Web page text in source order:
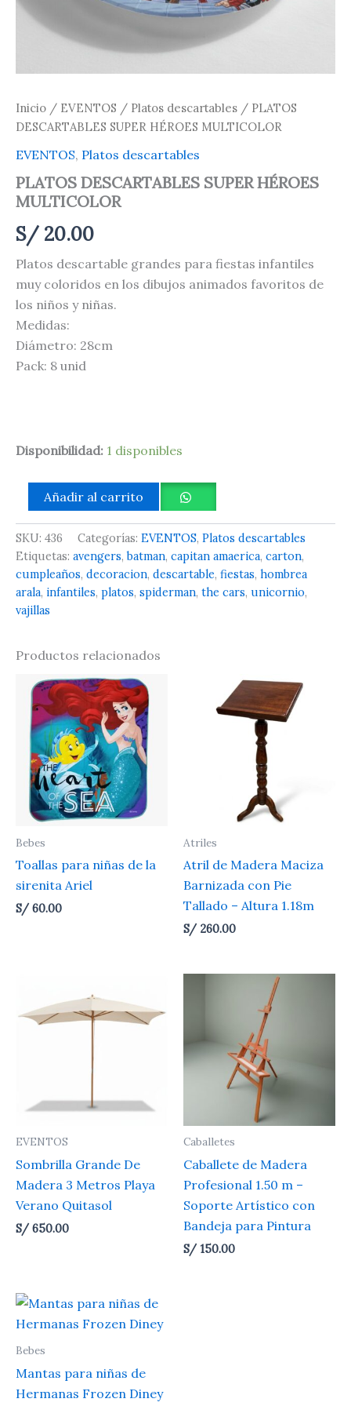
Inicio / EVENTOS / Platos descartables / PLATOS
DESCARTABLES SUPER HÉROES MULTICOLOR
EVENTOS, Platos descartables
PLATOS DESCARTABLES SUPER HÉROES
MULTICOLOR
S/ 20.00
Platos descartable grandes para fiestas infantiles
muy coloridos en los dibujos animados favoritos de
los niños y niñas.
Medidas:
Diámetro: 28cm
Pack: 8 unid
Disponibilidad: 1 disponibles
Añadir al carrito
SKU: 436 Categorías: EVENTOS, Platos descartables
Etiquetas: avengers,batman, capitan amaerica, carton,
cumpleaños, decoracion, descartable, fiestas, hombrea
arala, infantiles, platos, spiderman, the cars, unicornio,
vajillas
Productos relacionados
Bebes
Toallas para niñas de la
sirenita Ariel
S/ 60.00
Atriles
Atril de Madera Maciza
Barnizada con Pie
Tallado – Altura 1.18m
S/ 260.00
EVENTOS
Sombrilla Grande De
Madera 3 Metros Playa
Verano Quitasol
S/650.00
Caballetes
Caballete de Madera
Profesional 1.50 m –
Soporte Artístico con
Bandeja para Pintura
S/150.00
Bebes
Mantas para niñas de
Hermanas Frozen Diney